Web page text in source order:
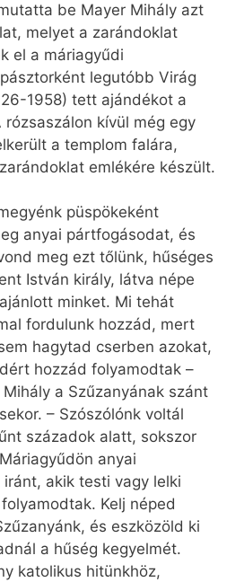
be Mayer Mihály azt
melyet a zarándoklat
el a máriagyűdi
legutóbb Virág
1958) tett ajándékot a
rózsaszálon kívül még egy
a templom falára,
emlékére készült.
püspökeként
anyai pártfogásodat, és
meg ezt tőlünk, hűséges
István király, látva népe
minket. Mi tehát
fordulunk hozzád, mert
hagytad cserben azokat,
hozzád folyamodtak –
a Szűzanyának szánt
– Szószólónk voltál
századok alatt, sokszor
anyai
akik testi vagy lelki
Kelj néped
és eszközöld ki
a hűség kegyelmét.
katolikus hitünkhöz,